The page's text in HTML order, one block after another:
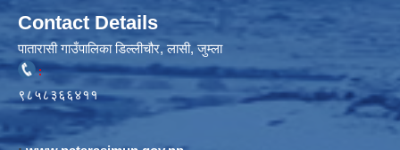
Contact Details
पातारासी गाउँपालिका डिल्लीचौर, लासी, जुम्ला
:
९८५८३६६४११